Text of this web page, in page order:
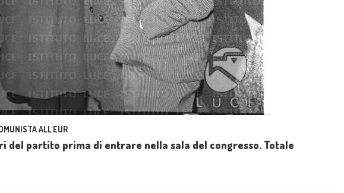
ALL'EUR
partito prima di entrare nella sala del congresso. Totale